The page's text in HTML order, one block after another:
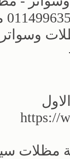
https://
مظلات